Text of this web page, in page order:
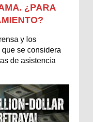
¿PARA
y los
se considera
de asistencia